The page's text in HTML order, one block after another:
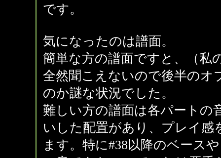
です。
気になったのは譜面。
簡単な方の譜面ですと、（私
全然聞こえないので後半のオ
のか謎な状況でした。
難しい方の譜面は各パートの
いした配置があり、プレイ感
ます。特に#38以降のベース